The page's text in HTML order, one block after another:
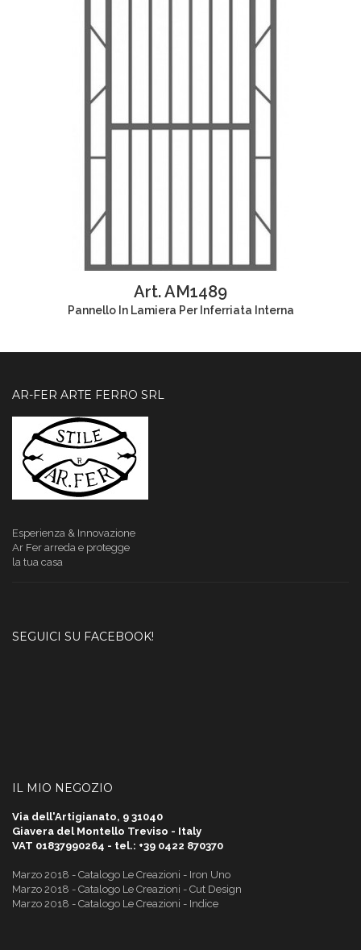
Art. AM1489
Pannello In Lamiera Per Inferriata Interna
AR-FER ARTE FERRO SRL
Esperienza & Innovazione
Ar Fer arreda e protegge
la tua casa
SEGUICI SU FACEBOOK!
IL MIO NEGOZIO
Via dell'Artigianato, 9 31040
Giavera del Montello Treviso - Italy
VAT 01837990264 - tel.: +39 0422 870370
Marzo 2018 - Catalogo Le Creazioni - Iron Uno
Marzo 2018 - Catalogo Le Creazioni - Cut Design
Marzo 2018 - Catalogo Le Creazioni - Indice